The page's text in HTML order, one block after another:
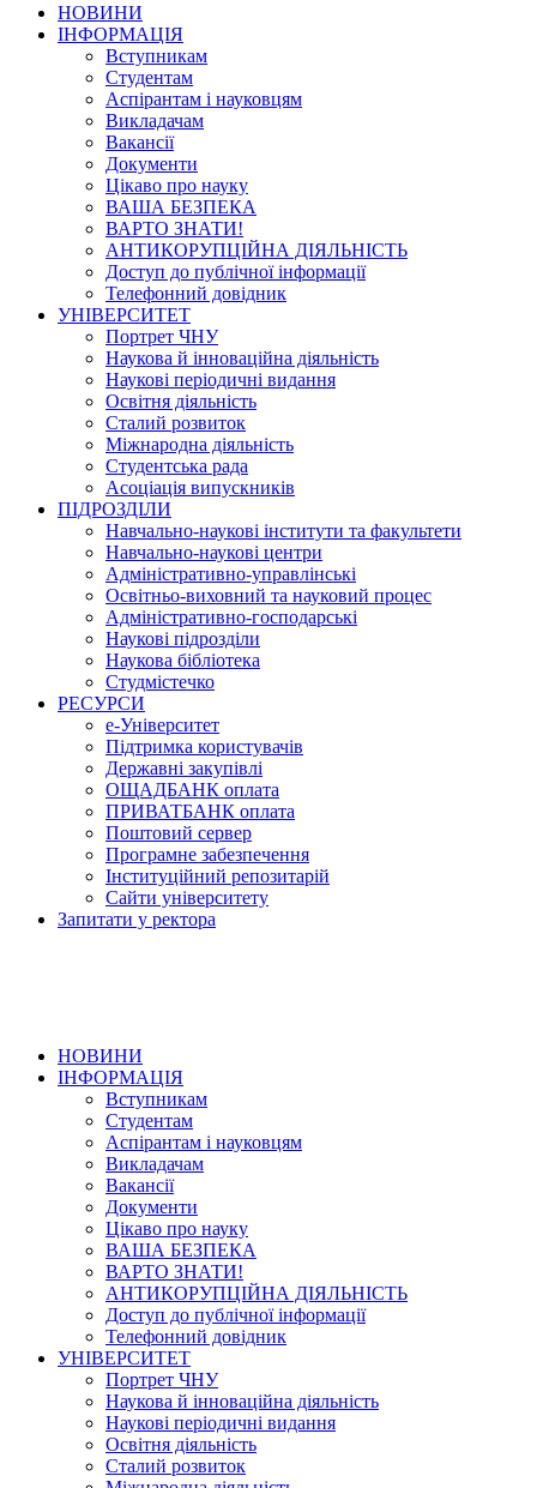
НОВИНИ
ІНФОРМАЦІЯ
Вступникам
Студентам
Аспірантам і науковцям
Викладачам
Вакансії
Документи
Цікаво про науку
ВАША БЕЗПЕКА
ВАРТО ЗНАТИ!
АНТИКОРУПЦІЙНА ДІЯЛЬНІСТЬ
Доступ до публічної інформації
Телефонний довідник
УНІВЕРСИТЕТ
Портрет ЧНУ
Наукова й інноваційна діяльність
Наукові періодичні видання
Освітня діяльність
Сталий розвиток
Міжнародна діяльність
Студентська рада
Асоціація випускників
ПІДРОЗДІЛИ
Навчально-наукові інститути та факультети
Навчально-наукові центри
Адміністративно-управлінські
Освітньо-виховний та науковий процес
Адміністративно-господарські
Наукові підрозділи
Наукова бібліотека
Студмістечко
РЕСУРСИ
е-Університет
Підтримка користувачів
Державні закупівлі
ОЩАДБАНК оплата
ПРИВАТБАНК оплата
Поштовий сервер
Програмне забезпечення
Інституційний репозитарій
Сайти університету
Запитати у ректора
НОВИНИ
ІНФОРМАЦІЯ
Вступникам
Студентам
Аспірантам і науковцям
Викладачам
Вакансії
Документи
Цікаво про науку
ВАША БЕЗПЕКА
ВАРТО ЗНАТИ!
АНТИКОРУПЦІЙНА ДІЯЛЬНІСТЬ
Доступ до публічної інформації
Телефонний довідник
УНІВЕРСИТЕТ
Портрет ЧНУ
Наукова й інноваційна діяльність
Наукові періодичні видання
Освітня діяльність
Сталий розвиток